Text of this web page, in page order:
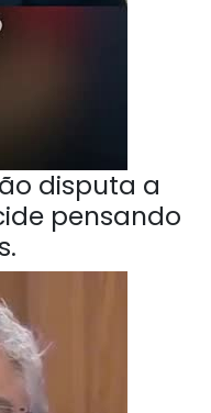
disputa a
pensando